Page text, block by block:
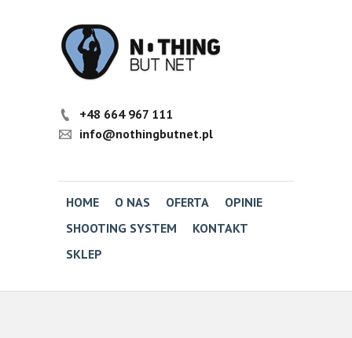
+48 664 967 111
info@nothingbutnet.pl
HOME O NAS OFERTA
OPINIE
SHOOTING SYSTEM
KONTAKT
SKLEP